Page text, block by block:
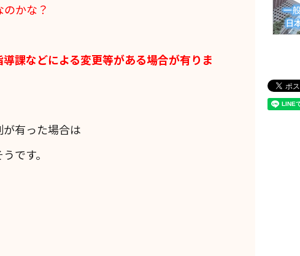
かな？
課などによる変更等がある場合が有りま
有った場合は
です。